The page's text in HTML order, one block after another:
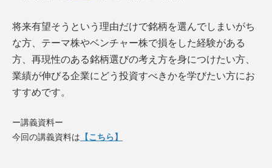
将来有望そうという理由だけで銘柄を選んでしまいがち
な方、テーマ株やベンチャー株で損をした経験がある
方、再現性のある銘柄選びの考え方を身につけたい方、
業績が伸びる企業にどう投資すべきかを学びたい方にお
すすめです。
ー講義資料ー
今回の講義資料は 【こちら】